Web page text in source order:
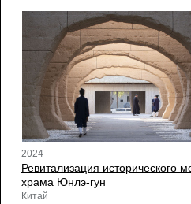
2024
Ревитализация исторического
храма Юнлэ-гун
Китай